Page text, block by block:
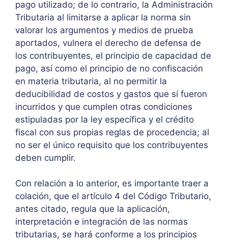
pago utilizado; de lo contrario, la Administración
Tributaria al limitarse a aplicar la norma sin
valorar los argumentos y medios de prueba
aportados, vulnera el derecho de defensa de
los contribuyentes, el principio de capacidad de
pago, así como el principio de no confiscación
en materia tributaria, al no permitir la
deducibilidad de costos y gastos que sí fueron
incurridos y que cumplen otras condiciones
estipuladas por la ley específica y el crédito
fiscal con sus propias reglas de procedencia; al
no ser el único requisito que los contribuyentes
deben cumplir.
Con relación a lo anterior, es importante traer a
colación, que el artículo 4 del Código Tributario,
antes citado, regula que la aplicación,
interpretación e integración de las normas
tributarias, se hará conforme a los principios